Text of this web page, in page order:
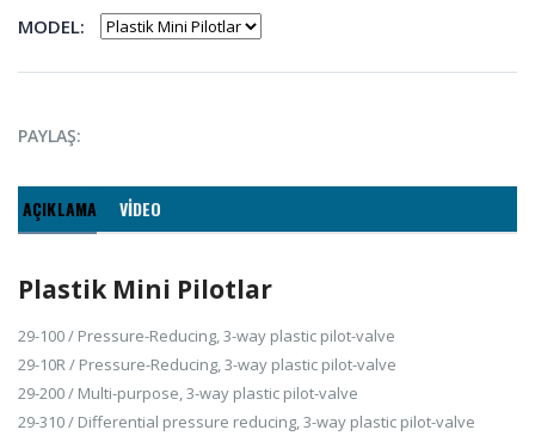
MODEL:
PAYLAŞ:
AÇIKLAMA VİDEO
Plastik Mini Pilotlar
29-100 / Pressure-Reducing, 3-way plastic pilot-valve
29-10R / Pressure-Reducing, 3-way plastic pilot-valve
29-200 / Multi-purpose, 3-way plastic pilot-valve
29-310 / Differential pressure reducing, 3-way plastic pilot-valve